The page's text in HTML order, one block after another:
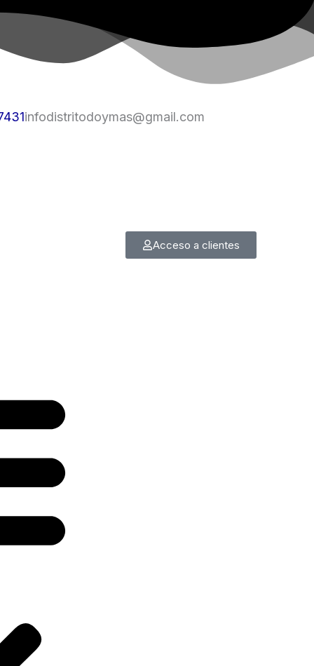
infodistritodoymas@gmail.com
Acceso a clientes